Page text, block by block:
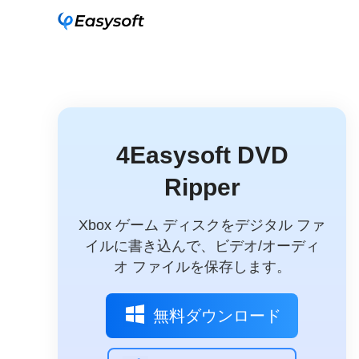
4Easysoft DVD
Ripper
Xbox ゲーム ディスクをデジタル ファ
イルに書き込んで、ビデオ/オーディ
オ ファイルを保存します。
無料ダウンロード